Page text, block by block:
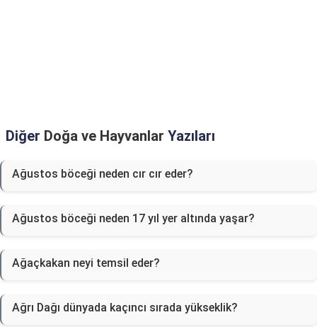
Diğer Doğa ve Hayvanlar Yazıları
Ağustos böceği neden cır cır eder?
Ağustos böceği neden 17 yıl yer altında yaşar?
Ağaçkakan neyi temsil eder?
Ağrı Dağı dünyada kaçıncı sırada yükseklik?